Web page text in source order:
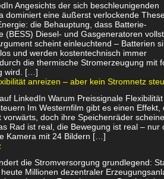
Angesichts der sich beschleunigenden
dominiert eine äußerst verlockende
die Behauptung, dass Batterie-
(BESS) Diesel- und Gasgeneratoren
scheint einleuchtend – Batterien
und werden kostentechnisch immer
die thermische Stromerzeugung mit
wird. […]
anreizen – aber kein Stromnetz
LinkedIn Warum Preissignale
Im Westernfilm gibt es einen Effekt,
vorwärts, doch ihre Speichenräder
Rad ist real, die Bewegung ist real – nur
Kamera mit 24 Bildern […]
die Stromversorgung grundlegend:
Millionen dezentraler